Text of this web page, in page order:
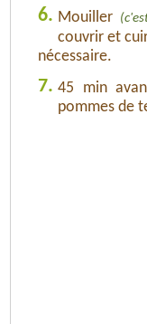
6. Mouiller
couvrir et
nécessaire.
7. 45 min
pommes de